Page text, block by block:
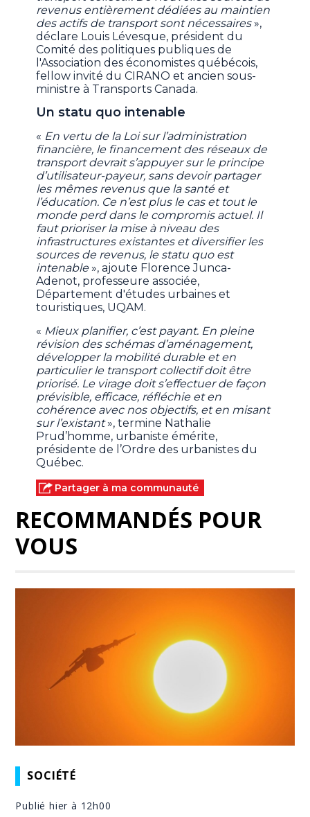
revenus entièrement dédiées au maintien
des actifs de transport sont nécessaires»,
déclare Louis Lévesque, président du
Comité des politiques publiques de
l'Association des économistes québécois,
fellow invité du CIRANO et ancien sous-
ministre à Transports Canada.
Un statu quo intenable
« En vertu de la Loi sur l’administration
financière, le financement des réseaux de
transport devrait s’appuyer sur le principe
d’utilisateur-payeur, sans devoir partager
les mêmes revenus que la santé et
l’éducation. Ce n’est plus le cas et tout le
monde perd dans le compromis actuel. Il
faut prioriser la mise à niveau des
infrastructures existantes et diversifier les
sources de revenus, le statu quo est
intenable», ajoute Florence Junca-
Adenot, professeure associée,
Département d'études urbaines et
touristiques, UQAM.
« Mieux planifier, c’est payant. En pleine
révision des schémas d’aménagement,
développer la mobilité durable et en
particulier le transport collectif doit être
priorisé. Le virage doit s’effectuer de façon
prévisible, efficace, réfléchie et en
cohérence avec nos objectifs, et en misant
sur l’existant», termine Nathalie
Prud’homme, urbaniste émérite,
présidente de l’Ordre des urbanistes du
Québec.
Partager à ma communauté
RECOMMANDÉS POUR
VOUS
SOCIÉTÉ
Publié hier à 12h00